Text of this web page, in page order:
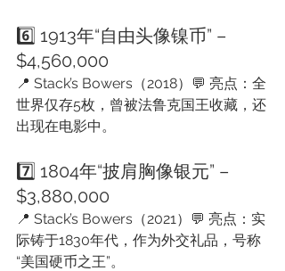
6️⃣ 1913年“自由头像镍币” –
$4,560,000
📍 Stack’s Bowers（2018）💬 亮点：全
世界仅存5枚，曾被法鲁克国王收藏，还
出现在电影中。
7️⃣ 1804年“披肩胸像银元” –
$3,880,000
📍 Stack’s Bowers（2021）💬 亮点：实
际铸于1830年代，作为外交礼品，号称
“美国硬币之王”。